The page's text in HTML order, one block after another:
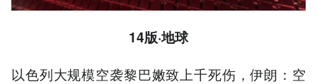
14版·地球
以色列大规模空袭黎巴嫩致上千死伤，伊朗：空